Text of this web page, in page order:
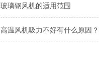
玻璃钢风机的适用范围
高温风机吸力不好有什么原因？